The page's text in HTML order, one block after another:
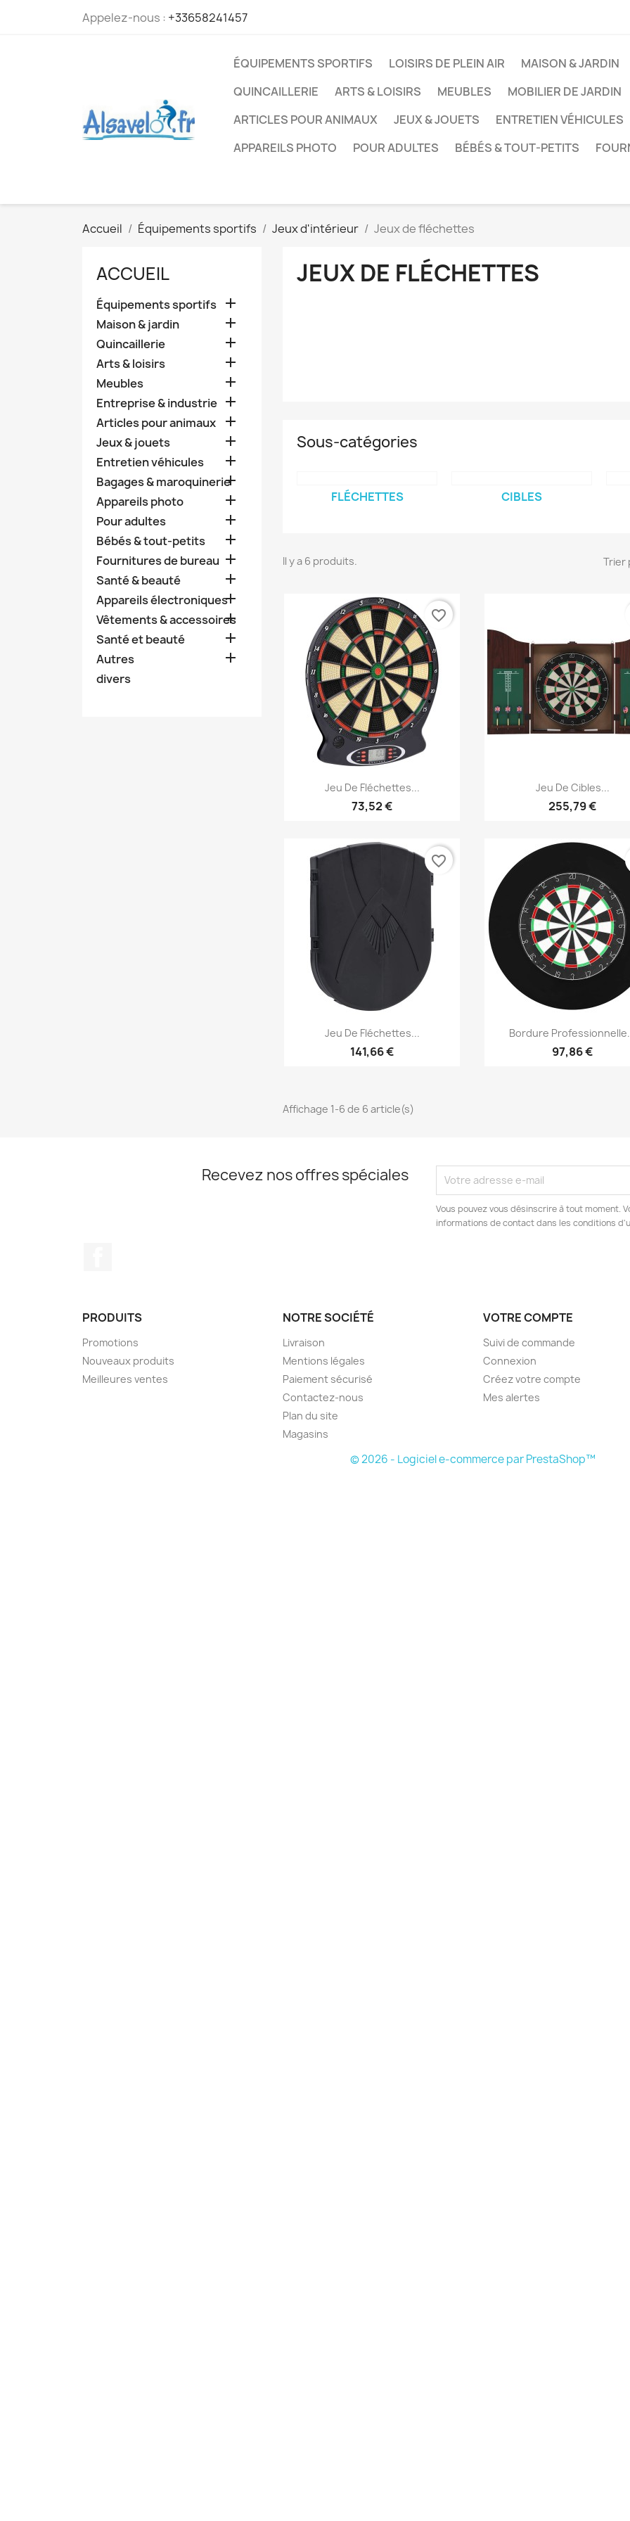
Appelez-nous : +33658241457
ÉQUIPEMENTS SPORTIFS LOISIRS DE PLEIN AIR MAISON & JARDIN
QUINCAILLERIE
ARTS & LOISIRS MEUBLES MOBILIER DE JARDIN
ARTICLES POUR ANIMAUX
JEUX & JOUETS ENTRETIEN VÉHICULES
APPAREILS PHOTO
POUR ADULTES BÉBÉS & TOUT-PETITS
Accueil Équipements sportifs Jeux d'intérieur Jeux de fléchettes
ACCUEIL
Équipements sportifs 
Maison & jardin 
Quincaillerie 
Arts & loisirs 
Meubles 
Entreprise & industrie 
Articles pour animaux 
Jeux & jouets 
Entretien véhicules 
Bagages & maroquinerie

Appareils photo 
Pour adultes 
Bébés & tout-petits 
Fournitures de bureau 
Santé & beauté 
Appareils électroniques
Vêtements & accessoires

Santé et beauté 
Autres 
divers
JEUX DE FLÉCHETTES
Sous-catégories
FLÉCHETTES CIBLES
Il y a 6 produits. Trier
Aperçu rapide
Jeu De Fléchettes...
73,52 €
favorite_border
Aperçu rapide
Jeu De Cibles...
255,79 €
Aperçu rapide
Jeu De Fléchettes...
141,66 €
favorite_border
Aperçu rapide
Bordure
97,86 €
Affichage 1-6 de 6 article(s)
Recevez nos offres spéciales
Vous pouvez vous désinscrire à tout moment.
informations de contact dans les conditions
PRODUITS
Promotions
Nouveaux produits
Meilleures ventes
NOTRE SOCIÉTÉ
Livraison
Mentions légales
Paiement sécurisé
Contactez-nous
Plan du site
Magasins
VOTRE COMPTE
Suivi de commande
Connexion
Créez votre compte
Mes alertes
© 2026 - Logiciel e-commerce par PrestaShop™